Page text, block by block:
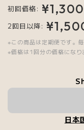
初回価格: ¥1,300
2回目以降:
※この商品は定期便です。
※価格は1回分の価格になり
日本